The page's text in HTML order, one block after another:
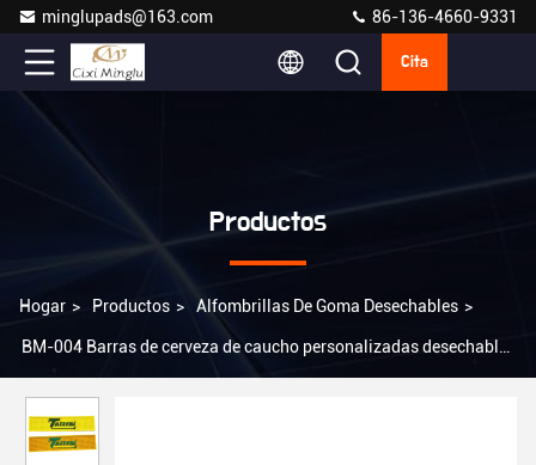
minglupads@163.com 86-136-4660-9331
Cita
Productos
Hogar > Productos > Alfombrillas De Goma Desechables >
BM-004 Barras de cerveza de caucho personalizadas desechables